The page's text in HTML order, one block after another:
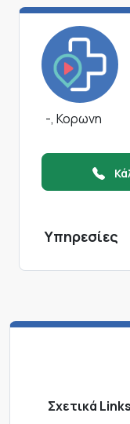
-, Κορωνη
Υπηρεσίες
Σχετικά Links